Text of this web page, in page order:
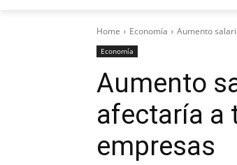
Home Economía Aumento
Economía
Aumento
afectaría a
empresas